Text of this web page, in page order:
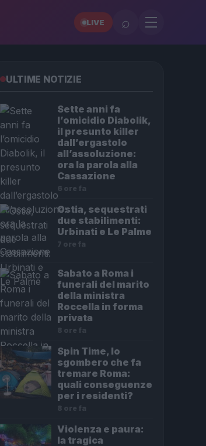
LIVE ⌕
ULTIME NOTIZIE
Sette anni fa
l’omicidio Diabolik,
il presunto killer
dall’ergastolo
all’assoluzione:
ora la parola alla
Cassazione
6 ore fa
Ostia, sequestrati
due stabilimenti:
Urbinati e Le Palme
7 ore fa
Sabato a Roma i
funerali del marito
della ministra
Roccella in forma
privata
8 ore fa
Spin Time, lo
sgombero che fa
tremare Roma:
quali conseguenze
per i residenti?
8 ore fa
Violenza e paura:
la tragica